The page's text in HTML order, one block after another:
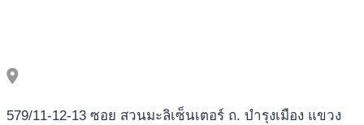
579/11-12-13 ซอย สวนมะลิเซ็นเตอร์ ถ. บำรุงเมือง แขวง